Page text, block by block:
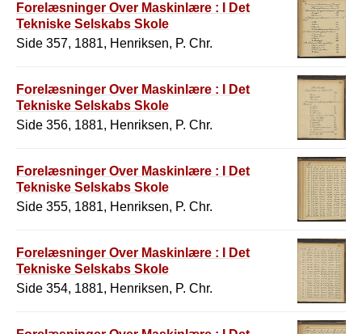
Forelæsninger Over Maskinlære : I Det
Tekniske Selskabs Skole
Side 357, 1881, Henriksen, P. Chr.
Forelæsninger Over Maskinlære : I Det
Tekniske Selskabs Skole
Side 356, 1881, Henriksen, P. Chr.
Forelæsninger Over Maskinlære : I Det
Tekniske Selskabs Skole
Side 355, 1881, Henriksen, P. Chr.
Forelæsninger Over Maskinlære : I Det
Tekniske Selskabs Skole
Side 354, 1881, Henriksen, P. Chr.